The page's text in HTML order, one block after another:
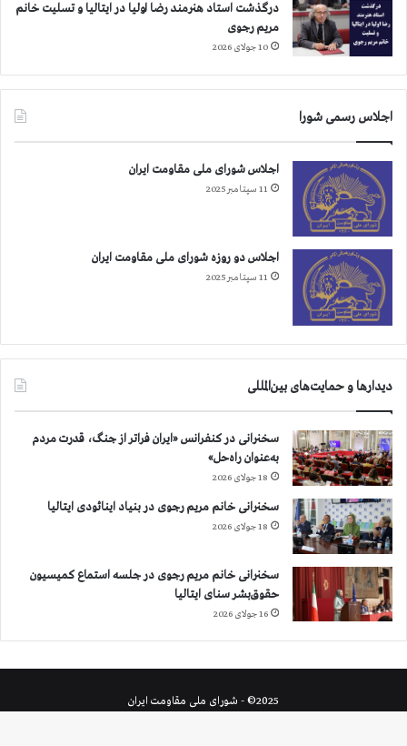
درگذشت استاد هنرمند رضا اولیا در ایتالیا و تسلیت خانم
مریم رجوی
10 جولای 2026
اجلاس رسمی شورا
اجلاس شورای ملی مقاومت ایران
11 سپتامبر 2025
اجلاس دو روزه شورای ملی مقاومت ایران
11 سپتامبر 2025
دیدارها و حمایت‌های بین‌المللی
سخنرانی در کنفرانس «ایران فراتر از جنگ، قدرت مردم
به‌عنوان راه‌حل»
18 جولای 2026
سخنرانی خانم مریم رجوی در بنیاد اینائودی ایتالیا
18 جولای 2026
سخنرانی خانم مریم رجوی در جلسه استماع کمیسیون
حقوق‌بشر سنای ایتالیا
16 جولای 2026
2025© - شورای ملی مقاومت ایران